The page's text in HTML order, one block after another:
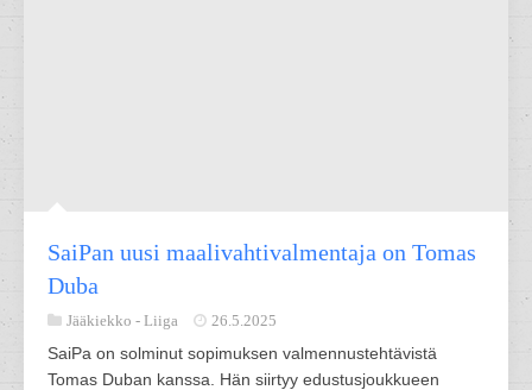
SaiPan uusi maalivahtivalmentaja on Tomas
Duba
Jääkiekko - Liiga 26.5.2025
SaiPa on solminut sopimuksen valmennustehtävistä
Tomas Duban kanssa. Hän siirtyy edustusjoukkueen